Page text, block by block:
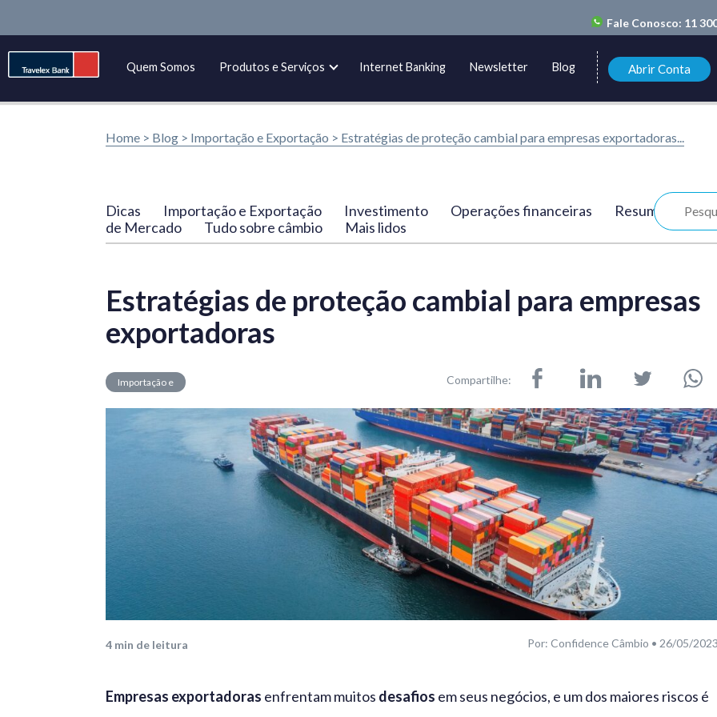
Fale Conosco: 11
Quem Somos Produtos e Serviços Internet Banking Newsletter Blog Abrir Conta
Home > Blog > Importação e Exportação > Estratégias de proteção cambial para empresas exportadoras...
Dicas Importação e Exportação Investimento Operações financeiras
Resumo
de Mercado
Tudo sobre câmbio Mais lidos
Estratégias de proteção cambial para empresas
exportadoras
Importação e
Compartilhe:
4 min de leitura Por: Confidence Câmbio • 26/05/
Empresas exportadoras enfrentam muitos desafios em seus negócios, e um dos maiores riscos é